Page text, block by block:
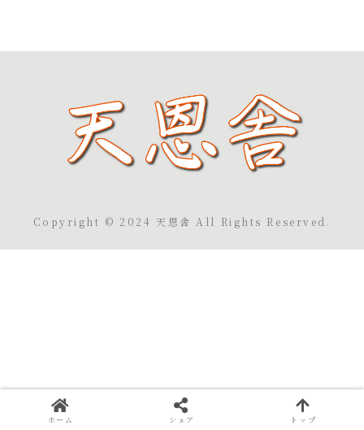
Copyright © 2024 天恩舎 All Rights Reserved.
ホーム シェア トップ